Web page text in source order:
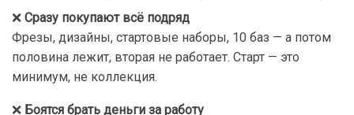
❌ Сразу покупают всё подряд
Фрезы, дизайны, стартовые наборы, 10 баз — а потом
половина лежит, вторая не работает. Старт — это
минимум, не коллекция.
❌ Боятся брать деньги за работу